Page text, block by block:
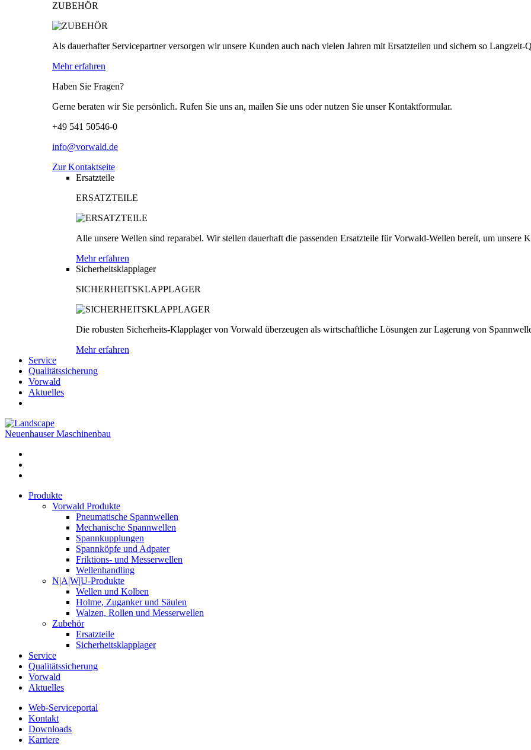
ZUBEHÖR
Als dauerhafter Servicepartner versorgen wir unsere Kunden auch nach vielen Jahren mit Ersatzteilen und sichern so Langzeit-
Mehr erfahren
Haben Sie Fragen?
Gerne beraten wir Sie persönlich. Rufen Sie uns an, mailen Sie uns oder nutzen Sie unser Kontaktformular.
+49 541 50546-0
info@vorwald.de
Zur Kontaktseite
Ersatzteile
ERSATZTEILE
Alle unsere Wellen sind reparabel. Wir stellen dauerhaft die passenden Ersatzteile für Vorwald-Wellen bereit, um unsere
Mehr erfahren
Sicherheitsklapplager
SICHERHEITSKLAPPLAGER
Die robusten Sicherheits-Klapplager von Vorwald überzeugen als wirtschaftliche Lösungen zur Lagerung von
Mehr erfahren
Service
Qualitätssicherung
Vorwald
Aktuelles
Neuenhauser Maschinenbau
Produkte
Vorwald Produkte
Pneumatische Spannwellen
Mechanische Spannwellen
Spannkupplungen
Spannköpfe und Adpater
Friktions- und Messerwellen
Wellenhandling
N|A|W|U-Produkte
Wellen und Kolben
Holme, Zuganker und Säulen
Walzen, Rollen und Messerwellen
Zubehör
Ersatzteile
Sicherheitsklapplager
Service
Qualitätssicherung
Vorwald
Aktuelles
Web-Serviceportal
Kontakt
Downloads
Karriere